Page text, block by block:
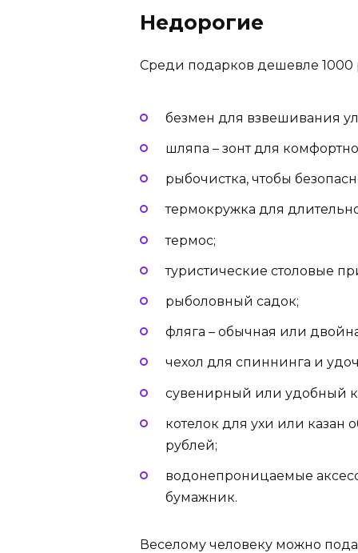
Недорогие
Среди подарков дешевле 1000
безмен для взвешивания
шляпа – зонт для
рыбочистка, чтобы
термокружка для
термос;
туристические столовые
рыболовный садок;
фляга – обычная или
чехол для спиннинга и
сувенирный или удобный
котелок для ухи или казан
рублей;
водонепроницаемые
бумажник.
Веселому человеку можно